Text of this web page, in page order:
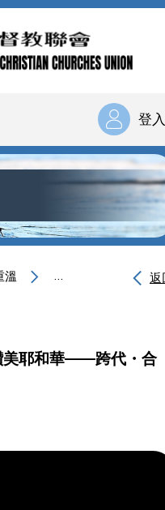
登入
溫 教育部「凡有氣息返
美耶和華——跨代・合